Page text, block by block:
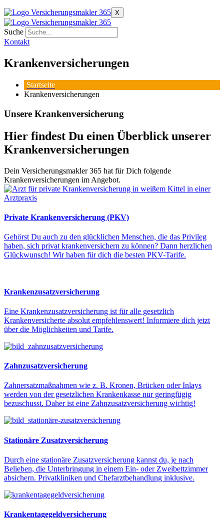
X
Suche
Kontakt
Krankenversicherungen
Startseite
Krankenversicherungen
Unsere Krankenversicherung
Hier findest Du einen Überblick unserer
Krankenversicherungen
Dein Versicherungsmakler 365 hat für Dich folgende
Krankenversicherungen im Angebot.
Private Krankenversicherung (PKV)
Gehörst Du auch zu den glücklichen Menschen, die das Privileg
haben, sich privat krankenversichern zu können? Dann herzlichen
Glückwunsch! Wir haben für dich die besten PKV-Tarife.
Krankenzusatzversicherung
Eine Krankenzusatzversicherung ist für alle gesetzlich
Krankenversicherte absolut empfehlenswert! Informiere dich jetzt
über die Möglichkeiten und Tarife.
Zahnzusatzversicherung
Zahnersatzmaßnahmen wie z. B. Kronen, Brücken oder Inlays
werden von der gesetzlichen Krankenkasse nur geringfügig
bezuschusst. Daher ist eine Zahnzusatzversicherung wichtig!
Stationäre Zusatzversicherung
Durch eine stationäre Zusatzversicherung kannst du, je nach
Belieben, die Unterbringung in einem Ein- oder Zweibettzimmer
absichern. Privatkliniken und Chefarztbehandlung inklusive.
Krankentagegeldversicherung